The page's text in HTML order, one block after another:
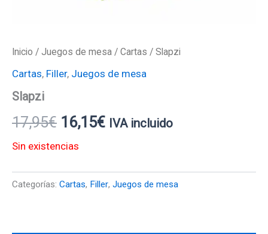
Inicio / Juegos de mesa / Cartas / Slapzi
Cartas, Filler, Juegos de mesa
Slapzi
17,95€ 16,15€ IVA incluido
Sin existencias
Categorías: Cartas, Filler, Juegos de mesa